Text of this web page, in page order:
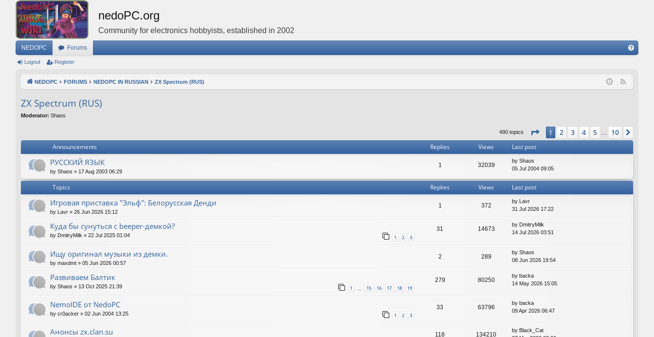
nedoPC.org
Community for electronics hobbyists, established in 2002
NEDOPC Forums
Q
Logout Register
NEDOPC FORUMS NEDOPC IN RUSSIAN ZX Spectrum (RUS)
ZX Spectrum (RUS)
Moderator: Shaos
490 topics Page 1of10
1 2 3 4 5 … 10
Announcements Replies Views Last post
РУССКИЙ ЯЗЫК
by Shaos » 17 Aug 2003 06:29
1 32039
by Shaos
05 Jul 2004 09:05
Topics Replies Views Last post
Игровая приставка "Эльф": Белорусская Денди
by Lavr » 26 Jun 2026 15:12
1 372
by Lavr
31 Jul 2026 17:22
Куда бы сунуться с beeper-демкой?
by DmitryMilk » 22 Jul 2025 01:04 1 2 3
31 14673
by DmitryMilk
14 Jul 2026 03:51
Ищу оригинал музыки из демки.
by maxdmt » 05 Jun 2026 00:57
2 289
by Shaos
08 Jun 2026 19:54
Развиваем Балтик
by Shaos » 13 Oct 2025 21:39 1 15 16 17 18 19
279 80250
by backa
14 May 2026 15:05
NemoIDE от NedoPC
by cr0acker » 02 Jun 2004 13:25 1 2 3
33 63796
by backa
09 Apr 2026 06:47
Анонсы zx.clan.su 118 134210
by Black_Cat